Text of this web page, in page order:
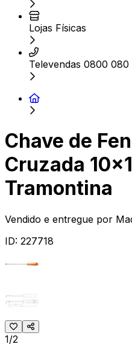
Lojas Físicas
Televendas 0800 080
Chave de
Cruzada
Tramontina
Vendido e entregue por
ID: 227718
1/2